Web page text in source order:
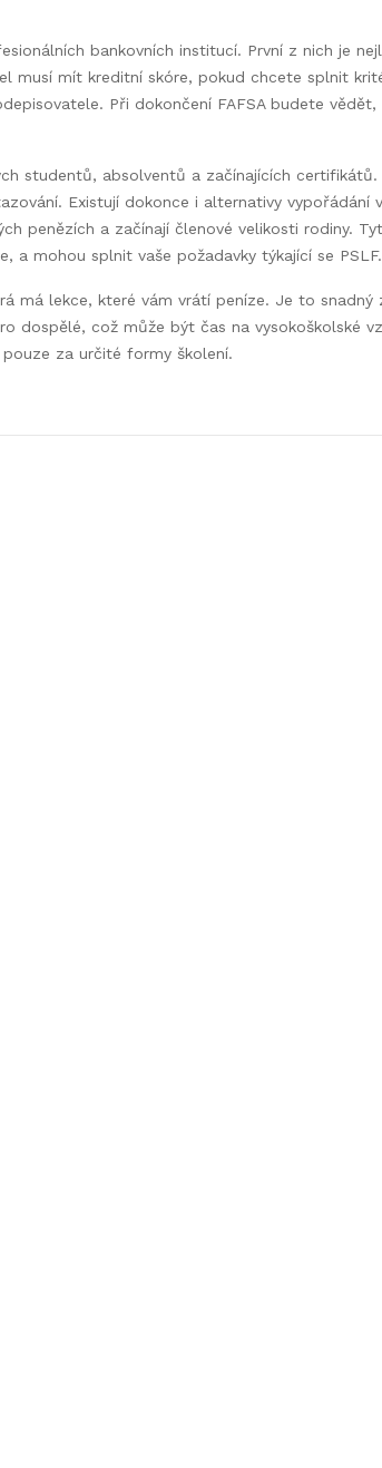
bankovních institucí. První z nich je
musí mít kreditní skóre, pokud chcete splnit
Při dokončení FAFSA budete vědět,
studentů, absolventů a začínajících
Existují dokonce i alternativy vypořádání
penězích a začínají členové velikosti rodiny.
a mohou splnit vaše požadavky týkající se PSLF.
má lekce, které vám vrátí peníze. Je to snadný
dospělé, což může být čas na vysokoškolské
za určité formy školení.